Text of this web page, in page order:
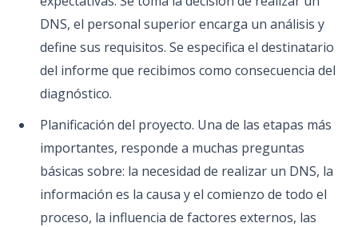
DNS, el personal superior encarga un análisis y
define sus requisitos. Se especifica el destinatario
del informe que recibimos como consecuencia del
diagnóstico.
Planificación del proyecto. Una de las etapas más
importantes, responde a muchas preguntas
básicas sobre: ​​la necesidad de realizar un DNS, la
información es la causa y el comienzo de todo el
proceso, la influencia de factores externos, las